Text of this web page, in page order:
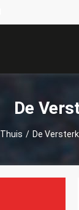
De
Thuis / De